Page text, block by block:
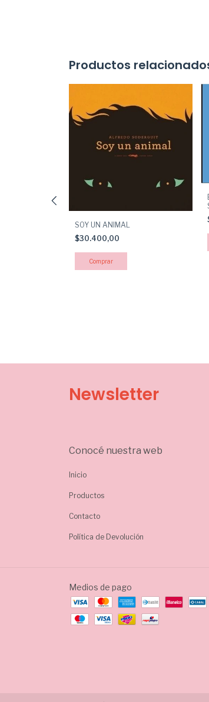
Productos
SOY UN ANIMAL
$30.400,00
Newsletter
Conocé nuestra web
Inicio
Productos
Contacto
Política de Devolución
Medios de pago